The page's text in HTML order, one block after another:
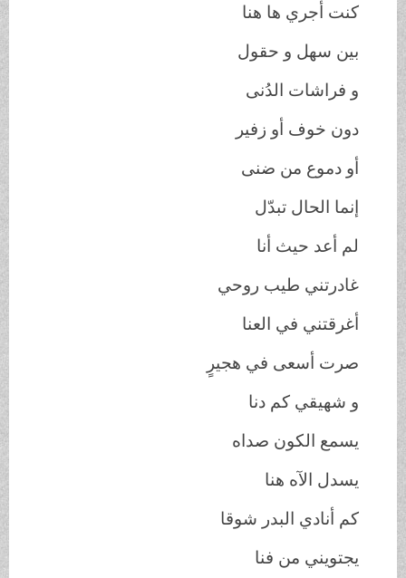
كنت أجري ها هنا
بين سهل و حقول
و فراشات الدُنى
دون خوف أو زفير
أو دموع من ضنى
إنما الحال تبدّل
لم أعد حيث أنا
غادرتني طيب روحي
أغرقتني في العنا
صرت أسعى في هجيرٍ
و شهيقي كم دنا
يسمع الكون صداه
يسدل الآه هنا
كم أنادي البدر شوقا
يجتويني من فنا